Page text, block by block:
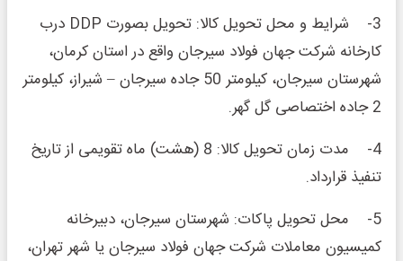
3- شرایط و محل تحویل کالا: تحویل بصورت DDP درب
کارخانه شرکت جهان فولاد سیرجان واقع در استان کرمان،
شهرستان سیرجان، کیلومتر 50 جاده سیرجان – شیراز، کیلومتر
2 جاده اختصاصی گل گهر.
4- مدت زمان تحویل کالا: 8 (هشت) ماه تقویمی از تاریخ
تنفیذ قرارداد.
5- محل تحویل پاکات: شهرستان سیرجان، دبیرخانه
کمیسیون معاملات شرکت جهان فولاد سیرجان یا شهر تهران،